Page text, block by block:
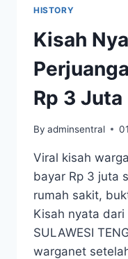
HISTORY
Kisah
Rp 3 Juta
By adminsentral
Viral kisah
bayar Rp 3 juta
rumah sakit,
Kisah nyata dari
SULAWESI
warganet